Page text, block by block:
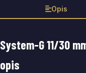
Opis
System-G 11/30
opis